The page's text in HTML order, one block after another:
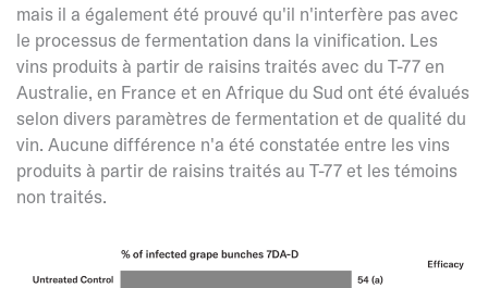
mais il a également été prouvé qu'il n'interfère pas avec
le processus de fermentation dans la vinification. Les
vins produits à partir de raisins traités avec du T-77 en
Australie, en France et en Afrique du Sud ont été évalués
selon divers paramètres de fermentation et de qualité du
vin. Aucune différence n'a été constatée entre les vins
produits à partir de raisins traités au T-77 et les témoins
non traités.